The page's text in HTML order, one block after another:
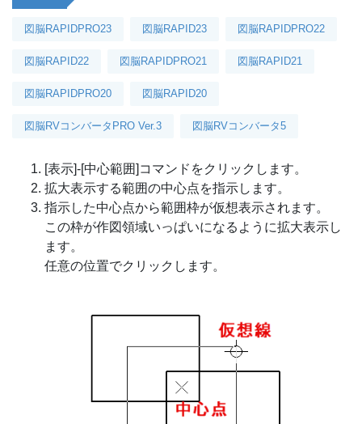
図脳RAPIDPRO23 図脳RAPID23 図脳RAPIDPRO22
図脳RAPID22 図脳RAPIDPRO21 図脳RAPID21
図脳RAPIDPRO20 図脳RAPID20
図脳RVコンバータPRO Ver.3 図脳RVコンバータ5
[表示]-[中心範囲]コマンドをクリックします。
拡大表示する範囲の中心点を指示します。
指示した中心点から範囲枠が仮想表示されます。
この枠が作図領域いっぱいになるように拡大表示し
ます。
任意の位置でクリックします。